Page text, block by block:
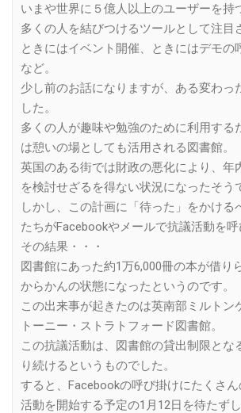
いまや世界に５億人以上のユーザーを持
多くの人を結びつけるツールとして注目
ときにはイベント開催、ときにはデモの
など。
少し前のお話になりますが、ある変わっ
した。
多くの人が趣味や勉強のために利用する
は憩いの場としても活用される図書館。
英国のある街では財政の悪化により、年
を検討せざるを得ない状況になったそう
しかし、この計画に「待った」をかける
たちがFacebookやメールで抗議活動を呼
その結果・・・
図書館にあった約1万6,000冊の本が借り
からかんの状態になったというのです。
この出来事が起きたのは英南部ミルトン
トーニー・ストラトフォード図書館。
この抗議活動は、図書館の貸出制限とな
り続けるというものでした。
すると、Facebookの呼び掛けにたくさん
活動を開始する予定の1月12日を待たず